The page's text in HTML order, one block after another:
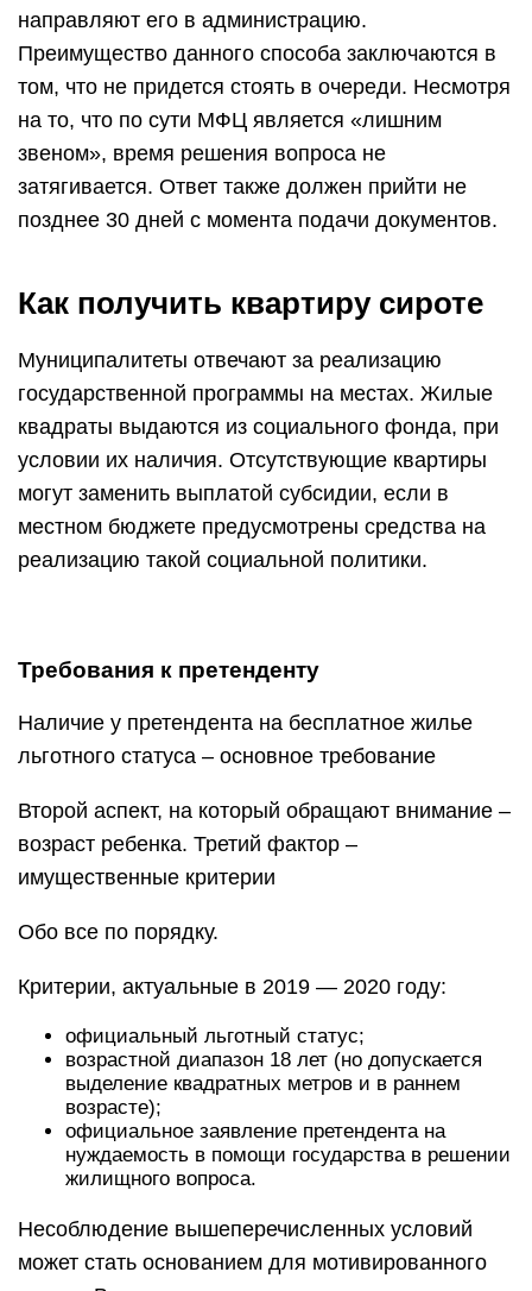
направляют его в администрацию.
Преимущество данного способа заключаются в
том, что не придется стоять в очереди. Несмотря
на то, что по сути МФЦ является «лишним
звеном», время решения вопроса не
затягивается. Ответ также должен прийти не
позднее 30 дней с момента подачи документов.
Как получить квартиру сироте
Муниципалитеты отвечают за реализацию
государственной программы на местах. Жилые
квадраты выдаются из социального фонда, при
условии их наличия. Отсутствующие квартиры
могут заменить выплатой субсидии, если в
местном бюджете предусмотрены средства на
реализацию такой социальной политики.
Требования к претенденту
Наличие у претендента на бесплатное жилье
льготного статуса – основное требование
Второй аспект, на который обращают внимание –
возраст ребенка. Третий фактор –
имущественные критерии
Обо все по порядку.
Критерии, актуальные в 2019 — 2020 году:
официальный льготный статус;
возрастной диапазон 18 лет (но допускается
выделение квадратных метров и в раннем
возрасте);
официальное заявление претендента на
нуждаемость в помощи государства в решении
жилищного вопроса.
Несоблюдение вышеперечисленных условий
может стать основанием для мотивированного